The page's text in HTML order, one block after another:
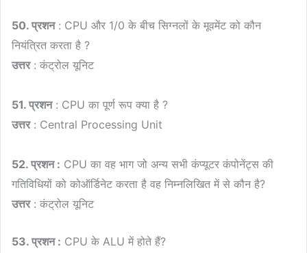
50. प्रशन: CPU और 1/0 के बीच सिग्नलों के मूवमेंट को कौन
नियंत्रित करता है ?
उत्तर: कंट्रोल यूनिट
51. प्रशन: CPU का पूर्ण रूप क्या है ?
उत्तर: Central Processing Unit
52. प्रशन : CPU का वह भाग जो अन्य सभी कंप्यूटर कंपोनेंट्स की
गतिविधियों को कोऑर्डिनेट करता है वह निम्नलिखित में से कौन है?
उत्तर: कंट्रोल यूनिट
53. प्रशन : CPU के ALU में होते हैं?